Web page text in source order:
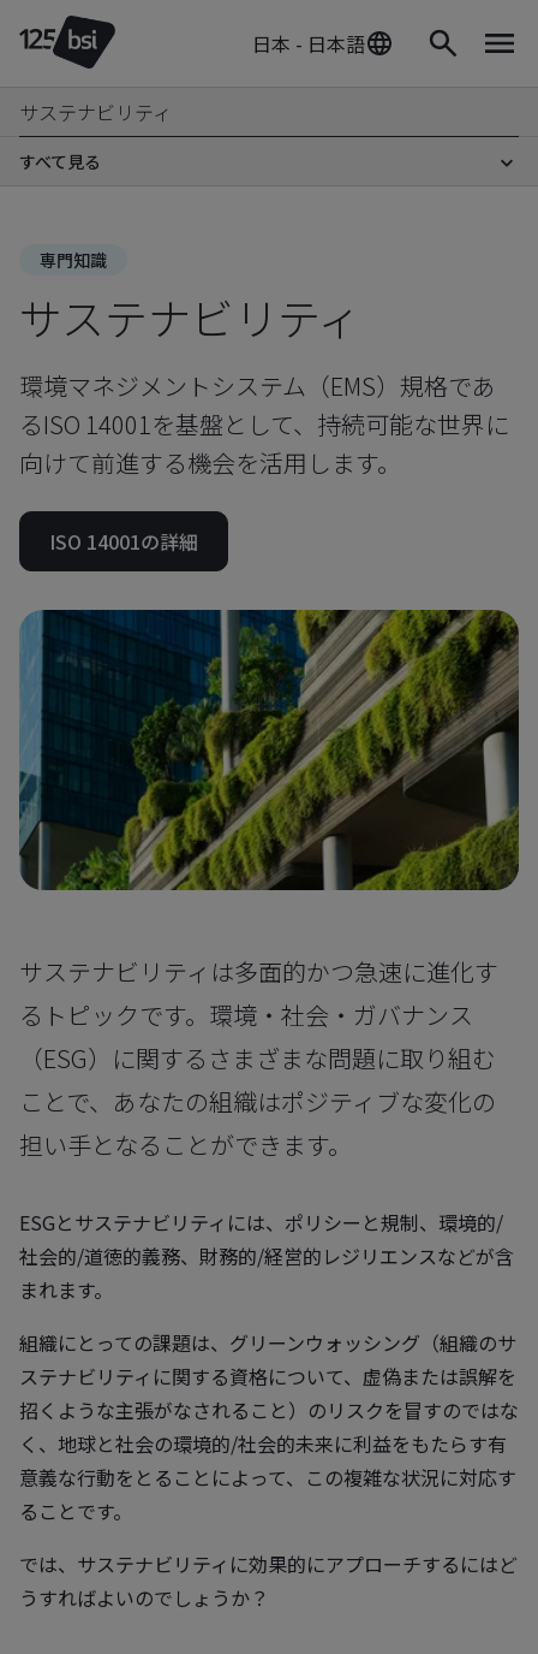
日本 - 日本語
サステナビリティ
すべて見る
専門知識
サステナビリティ
環境マネジメントシステム（EMS）規格であ
るISO 14001を基盤として、持続可能な世界に
向けて前進する機会を活用します。
ISO 14001の詳細
サステナビリティは多面的かつ急速に進化す
るトピックです。環境・社会・ガバナンス
（ESG）に関するさまざまな問題に取り組む
ことで、あなたの組織はポジティブな変化の
担い手となることができます。
ESGとサステナビリティには、ポリシーと規制、環境的/
社会的/道徳的義務、財務的/経営的レジリエンスなどが含
まれます。
組織にとっての課題は、グリーンウォッシング（組織のサ
ステナビリティに関する資格について、虚偽または誤解を
招くような主張がなされること）のリスクを冒すのではな
く、地球と社会の環境的/社会的未来に利益をもたらす有
意義な行動をとることによって、この複雑な状況に対応す
ることです。
では、サステナビリティに効果的にアプローチするにはど
うすればよいのでしょうか？